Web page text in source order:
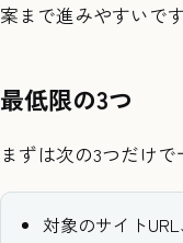
案まで進みやすいです
最低限の3つ
まずは次の3つだけで
対象のサイト